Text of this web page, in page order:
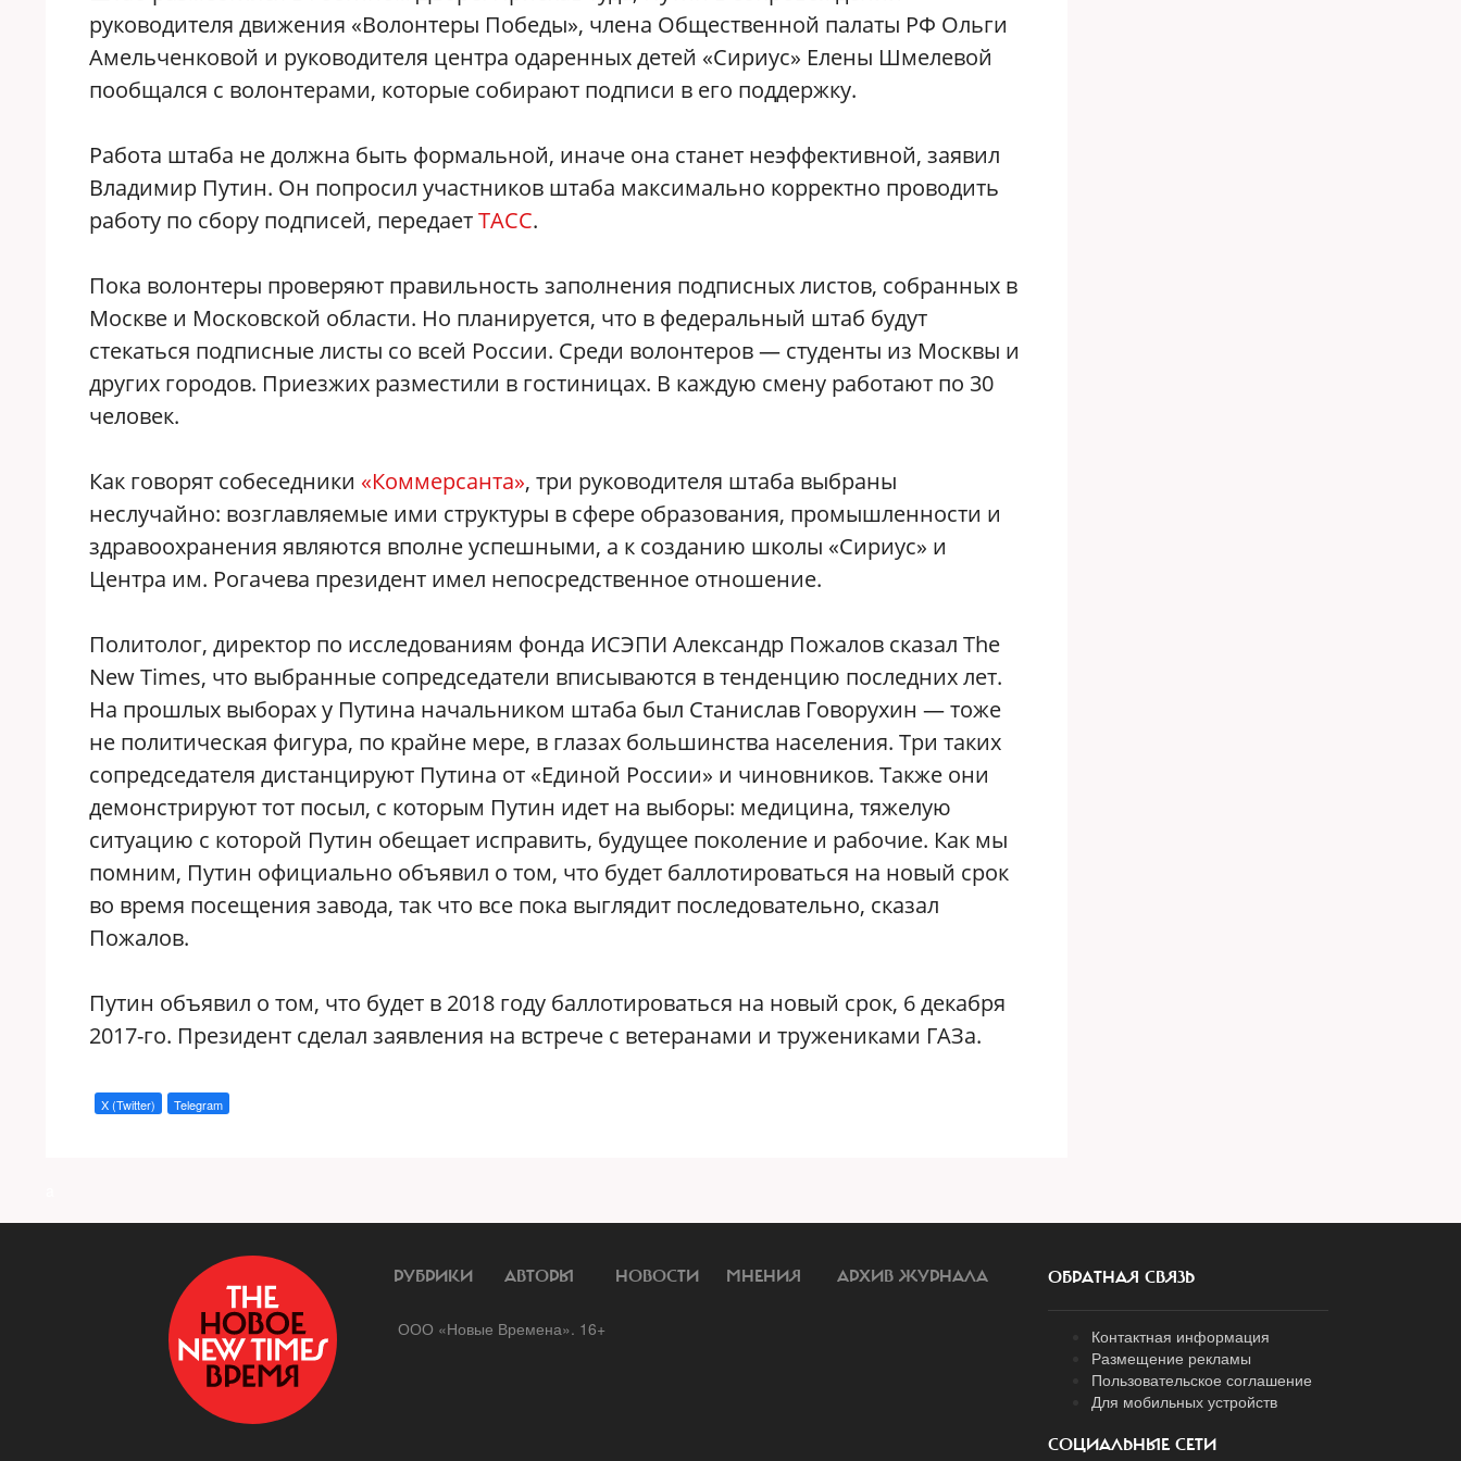
руководителя движения «Волонтеры Победы», члена Общественной палаты РФ Ольги
Амельченковой и руководителя центра одаренных детей «Сириус» Елены Шмелевой
пообщался с волонтерами, которые собирают подписи в его поддержку.
Работа штаба не должна быть формальной, иначе она станет неэффективной, заявил
Владимир Путин. Он попросил участников штаба максимально корректно проводить
работу по сбору подписей, передаетТАСС.
Пока волонтеры проверяют правильность заполнения подписных листов, собранных в
Москве и Московской области. Но планируется, что в федеральный штаб будут
стекаться подписные листы со всей России. Среди волонтеров — студенты из Москвы и
других городов. Приезжих разместили в гостиницах. В каждую смену работают по 30
человек.
Как говорят собеседники «Коммерсанта», три руководителя штаба выбраны
неслучайно: возглавляемые ими структуры в сфере образования, промышленности и
здравоохранения являются вполне успешными, а к созданию школы «Сириус» и
Центра им. Рогачева президент имел непосредственное отношение.
Политолог, директор по исследованиям фонда ИСЭПИ Александр Пожалов сказал The
New Times, что выбранные сопредседатели вписываются в тенденцию последних лет.
На прошлых выборах у Путина начальником штаба был Станислав Говорухин — тоже
не политическая фигура, по крайне мере, в глазах большинства населения. Три таких
сопредседателя дистанцируют Путина от «Единой России» и чиновников. Также они
демонстрируют тот посыл, с которым Путин идет на выборы: медицина, тяжелую
ситуацию с которой Путин обещает исправить, будущее поколение и рабочие. Как мы
помним, Путин официально объявил о том, что будет баллотироваться на новый срок
во время посещения завода, так что все пока выглядит последовательно, сказал
Пожалов.
Путин объявил о том, что будет в 2018 году баллотироваться на новый срок, 6 декабря
2017-го. Президент сделал заявления на встрече с ветеранами и тружениками ГАЗа.
X (Twitter) Telegram
РУБРИКИ АВТОРЫ НОВОСТИ МНЕНИЯ АРХИВ ЖУРНАЛА
ООО «Новые Времена». 16+
ОБРАТНАЯ СВЯЗЬ
Контактная информация
Размещение рекламы
Пользовательское соглашение
Для мобильных устройств
СОЦИАЛЬНЫЕ СЕТИ